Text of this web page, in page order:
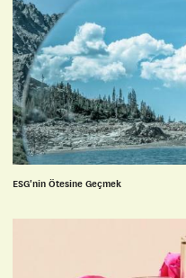
ESG'nin Ötesine Geçmek